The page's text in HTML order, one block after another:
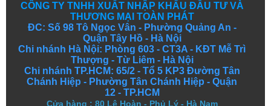
CÔNG TY TNHH XUẤT NHẬP KHẨU ĐẦU TƯ VÀ
THƯƠNG MẠI TOÀN PHÁT
ĐC: Số 98 Tô Ngọc Vân - Phường Quảng An -
Quận Tây Hồ - Hà Nội
Chi nhánh Hà Nội: Phòng 603 - CT3A - KĐT Mễ Trì
Thượng - Từ Liêm - Hà Nội
Chi nhánh TP.HCM: 65/2 - Tổ 5 KP3 Đường Tân
Chánh Hiệp - Phường Tân Chánh Hiệp - Quận
12 - TP.HCM
Cửa hàng : 80 Lê Hoàn - Phủ Lý - Hà Nam